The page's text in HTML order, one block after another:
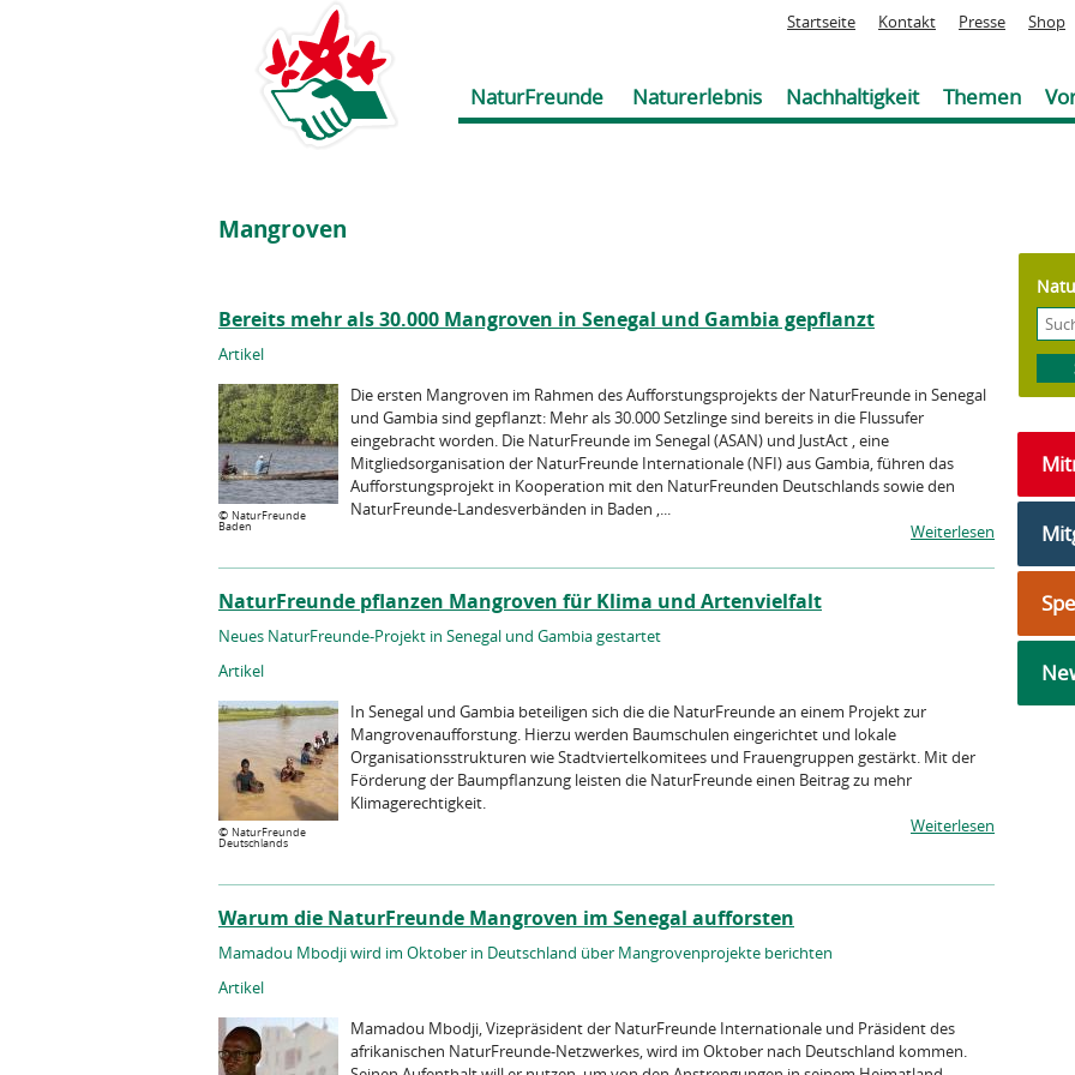
Jump to navigation
Startseite Kontakt Presse Shop
NaturFreunde Naturerlebnis Nachhaltigkeit Themen
Mangroven
Bereits mehr als 30.000 Mangroven in Senegal und Gambia gepflanzt
Artikel
© NaturFreunde
Baden
Die ersten Mangroven im Rahmen des Aufforstungsprojekts der NaturFreunde in Senegal
und Gambia sind gepflanzt: Mehr als 30.000 Setzlinge sind bereits in die Flussufer
eingebracht worden. Die NaturFreunde im Senegal (ASAN) und JustAct , eine
Mitgliedsorganisation der NaturFreunde Internationale (NFI) aus Gambia, führen das
Aufforstungsprojekt in Kooperation mit den NaturFreunden Deutschlands sowie den
NaturFreunde-Landesverbänden in Baden ,...
Weiterlesen
NaturFreunde pflanzen Mangroven für Klima und Artenvielfalt
Neues NaturFreunde-Projekt in Senegal und Gambia gestartet
Artikel
© NaturFreunde
Deutschlands
In Senegal und Gambia beteiligen sich die die NaturFreunde an einem Projekt zur
Mangrovenaufforstung. Hierzu werden Baumschulen eingerichtet und lokale
Organisationsstrukturen wie Stadtviertelkomitees und Frauengruppen gestärkt. Mit der
Förderung der Baumpflanzung leisten die NaturFreunde einen Beitrag zu mehr
Klimagerechtigkeit.
Weiterlesen
Warum die NaturFreunde Mangroven im Senegal aufforsten
Mamadou Mbodji wird im Oktober in Deutschland über Mangrovenprojekte berichten
Artikel
Mamadou Mbodji, Vizepräsident der NaturFreunde Internationale und Präsident des
afrikanischen NaturFreunde-Netzwerkes, wird im Oktober nach Deutschland kommen.